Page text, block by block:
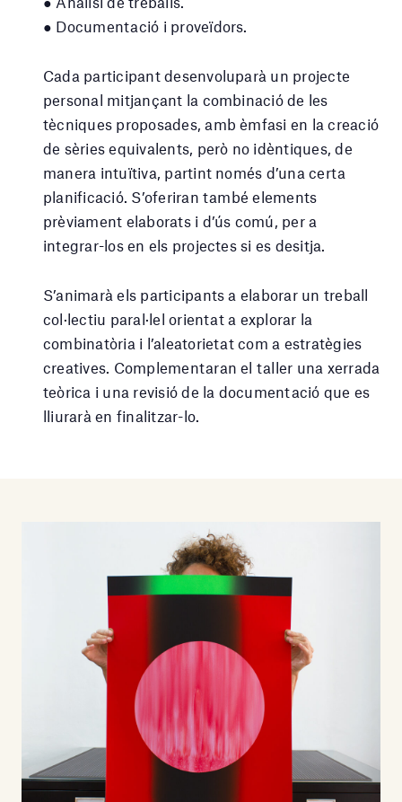
● Documentació i proveïdors.
Cada participant desenvoluparà un projecte
personal mitjançant la combinació de les
tècniques proposades, amb èmfasi en la creació
de sèries equivalents, però no idèntiques, de
manera intuïtiva, partint només d’una certa
planificació. S’oferiran també elements
prèviament elaborats i d’ús comú, per a
integrar-los en els projectes si es desitja.
S’animarà els participants a elaborar un treball
col·lectiu paral·lel orientat a explorar la
combinatòria i l’aleatorietat com a estratègies
creatives. Complementaran el taller una xerrada
teòrica i una revisió de la documentació que es
lliurarà en finalitzar-lo.